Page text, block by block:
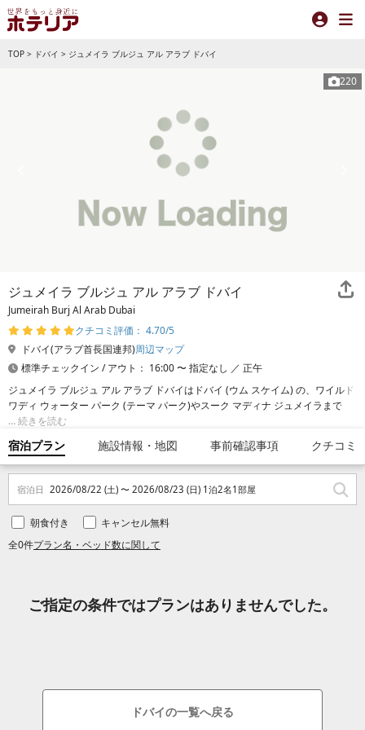
TOP > ドバイ > ジュメイラ ブルジュ アル アラブ ドバイ
220
ジュメイラ ブルジュ アル アラブ ドバイ
Jumeirah Burj Al Arab Dubai
クチコミ評価： 4.70/5
ドバイ(アラブ首長国連邦)周辺マップ
標準チェックイン / アウト： 16:00 〜 指定なし ／ 正午
ジュメイラ ブルジュ アル アラブ ドバイはドバイ (ウム スケイム) の、ワイルド
ワディ ウォーター パーク (テーマ パーク)やスーク マディナ ジュメイラまで車
で 5 分の場所にあります。 このビーチ沿いのホテルは、エミレーツ モール (シ
ョッピング)まで 4.2 km、ドバイ モールまで 15.4 km の場所にあります。
続きを読む
宿泊プラン 施設情報・地図 事前確認事項 クチコミ
宿泊日 2026/08/22 (土) 〜 2026/08/23 (日) 1泊2名1部屋
全0件プラン名・ベッド数に関して
朝食付き キャンセル無料
ご指定の条件ではプランはありませんでした。
ドバイの一覧へ戻る